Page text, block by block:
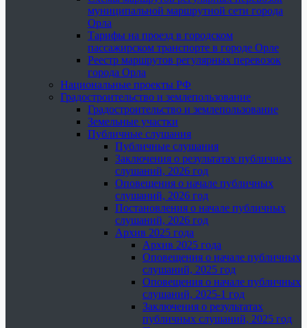
муниципальной маршрутной сети города
Орла
Тарифы на проезд в городском
пассажирском транспорте в городе Орле
Реестр маршрутов регулярных перевозок
города Орла
Национальные проекты РФ
Градостроительство и землепользование
Градостроительство и землепользование
Земельные участки
Публичные слушания
Публичные слушания
Заключения о результатах публичных
слушаний, 2026 год
Оповещения о начале публичных
слушаний, 2026 год
Постановления о начале публичных
слушаний, 2026 год
Архив 2025 года
Архив 2025 года
Оповещения о начале публичных
слушаний, 2025 год
Оповещения о начале публичных
слушаний, 2025-1 год
Заключения о результатах
публичных слушаний, 2025 год